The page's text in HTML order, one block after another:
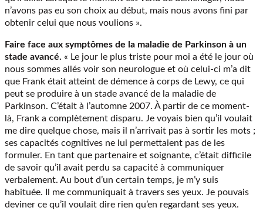
n’avons pas eu son choix au début, mais nous avons fini par
obtenir celui que nous voulions ».
Faire face aux symptômes de la maladie de Parkinson à un
stade avancé. « Le jour le plus triste pour moi a été le jour où
nous sommes allés voir son neurologue et où celui-ci m’a dit
que Frank était atteint de démence à corps de Lewy, ce qui
peut se produire à un stade avancé de la maladie de
Parkinson. C’était à l’automne 2007. À partir de ce moment-
là, Frank a complètement disparu. Je voyais bien qu’il voulait
me dire quelque chose, mais il n’arrivait pas à sortir les mots ;
ses capacités cognitives ne lui permettaient pas de les
formuler. En tant que partenaire et soignante, c’était difficile
de savoir qu’il avait perdu sa capacité à communiquer
verbalement. Au bout d’un certain temps, je m’y suis
habituée. Il me communiquait à travers ses yeux. Je pouvais
deviner ce qu’il voulait dire rien qu’en regardant ses yeux.